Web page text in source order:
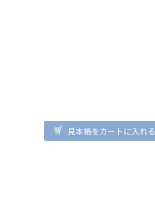
見本帳をカートに入れる